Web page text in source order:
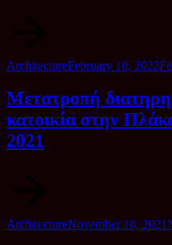
Category
ArchitecturePosted
February 10, 2022
Μετατροπή
κατοικία στην
2021
Category
ArchitecturePosted
November 10, 2021